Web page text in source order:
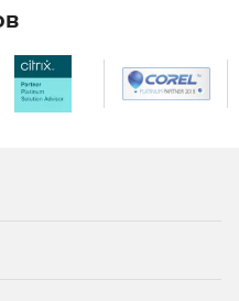
сообщения.